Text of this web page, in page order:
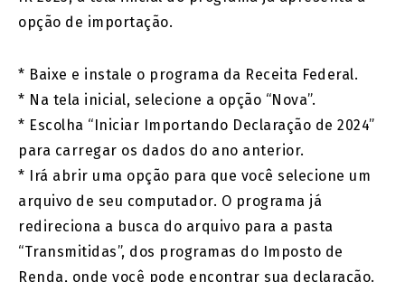
opção de importação.
* Baixe e instale o programa da Receita Federal.
* Na tela inicial, selecione a opção “Nova”.
* Escolha “Iniciar Importando Declaração de 2024”
para carregar os dados do ano anterior.
* Irá abrir uma opção para que você selecione um
arquivo de seu computador. O programa já
redireciona a busca do arquivo para a pasta
“Transmitidas”, dos programas do Imposto de
Renda, onde você pode encontrar sua declaração.